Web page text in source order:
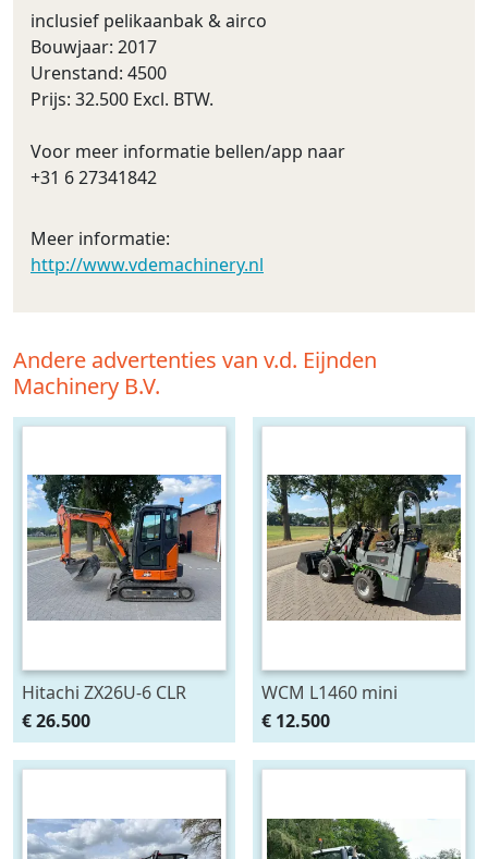
inclusief pelikaanbak & airco
Bouwjaar: 2017
Urenstand: 4500
Prijs: 32.500 Excl. BTW.
Voor meer informatie bellen/app naar
+31 6 27341842
Meer informatie:
http://www.vdemachinery.nl
Andere advertenties van v.d. Eijnden
Machinery B.V.
Hitachi ZX26U-6 CLR
minigraver
graafmachine (bj 2024)
€ 26.500
WCM L1460 mini
shovel/loader
Euro/perkins Demo (bj
2025)
€ 12.500